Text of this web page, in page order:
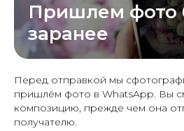
Пришлем фото
заранее
Перед отправкой мы
пришлём фото в WhatsApp. Вы
композицию, прежде чем она
получателю.